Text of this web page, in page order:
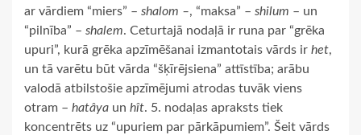
ar vārdiem “miers” – shalom –, “maksa” – shilum – un
“pilnība” – shalem. Ceturtajā nodaļā ir runa par “grēka
upuri”, kurā grēka apzīmēšanai izmantotais vārds ir het,
un tā varētu būt vārda “šķīrējsiena” attīstība; arābu
valodā atbilstošie apzīmējumi atrodas tuvāk viens
otram – hatâya un hît. 5. nodaļas apraksts tiek
koncentrēts uz “upuriem par pārkāpumiem”. Šeit vārds